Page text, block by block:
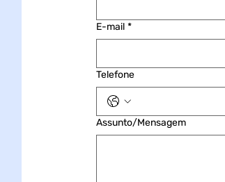
E-mail *
Telefone
Assunto/Mensagem